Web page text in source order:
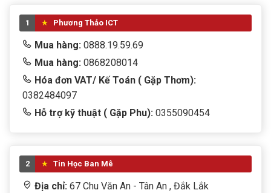
1 Phương Thảo ICT
Mua hàng: 0888.19.59.69
Mua hàng: 0868208014
Hóa đơn VAT/ Kế Toán ( Gặp Thơm):
0382484097
Hỗ trợ kỹ thuật ( Gặp Phu): 0355090454
2 Tin Học Ban Mê
Địa chỉ: 67 Chu Văn An - Tân An , Đắk Lắk